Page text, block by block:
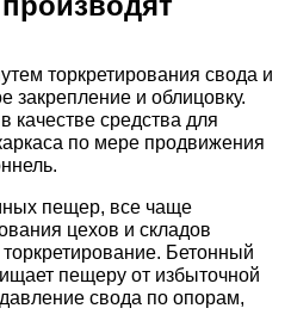
торкретирования свода и
закрепление и облицовку.
качестве средства для
по мере продвижения
пещер, все чаще
цехов и складов
Бетонный
пещеру от избыточной
свода по опорам,